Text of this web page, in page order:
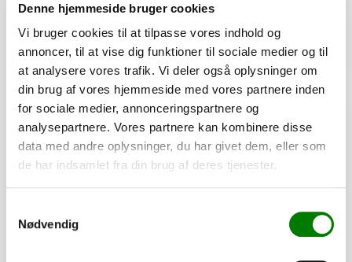
Denne hjemmeside bruger cookies
Vi bruger cookies til at tilpasse vores indhold og
annoncer, til at vise dig funktioner til sociale medier og til
at analysere vores trafik. Vi deler også oplysninger om
din brug af vores hjemmeside med vores partnere inden
for sociale medier, annonceringspartnere og
analysepartnere. Vores partnere kan kombinere disse
data med andre oplysninger, du har givet dem, eller som
de har indsamlet fra din brug af deres tjenester.
Nødvendig
Afhentning og forsendelse
Se detaljer